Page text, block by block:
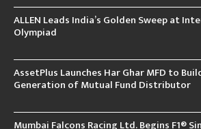
ALLEN Leads India’s Golden Sweep at
Olympiad
AssetPlus Launches Har Ghar MFD to
Generation of Mutual Fund Distributor
Mumbai Falcons Racing Ltd. Begins F1®